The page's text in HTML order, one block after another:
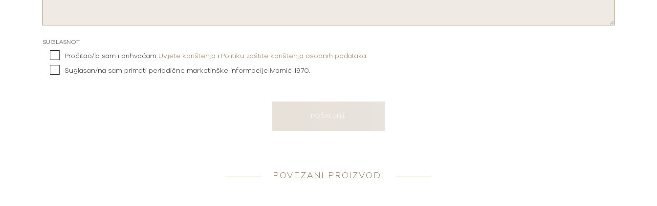
SUGLASNOT
Pročitao/la sam i prihvaćam Uvjete korištenja i Politiku zaštite korištenja osobnih podataka.
Suglasan/na sam primati periodične marketinške informacije Mamić 1970.
POŠALJITE
POVEZANI PROIZVODI